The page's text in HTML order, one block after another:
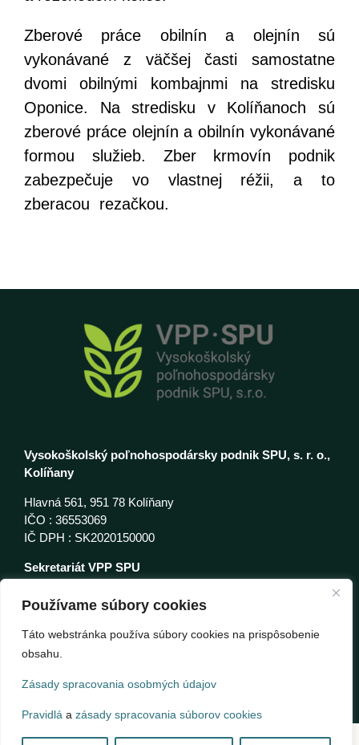
Používame súbory cookies
Táto webstránka používa súbory cookies na prispôsobenie
obsahu.
Zásady spracovania osobmých údajov
Pravidlá a zásady spracovania súborov cookies
Zberové práce obilnín a olejnín sú
vykonávané z väčšej časti samostatne
dvomi obilnými kombajnmi na stredisku
Oponice. Na stredisku v Kolíňanoch sú
zberové práce olejnín a obilnín vykonávané
formou služieb. Zber krmovín podnik
zabezpečuje vo vlastnej réžii, a to
zberacou rezačkou.
Vysokoškolský poľnohospodársky podnik SPU, s. r. o.,
Kolíňany
Hlavná 561, 951 78 Kolíňany
IČO : 36553069
IČ DPH : SK2020150000
Sekretariát VPP SPU
tel: 037 6316314
Zásady spracovania osobmých údajov